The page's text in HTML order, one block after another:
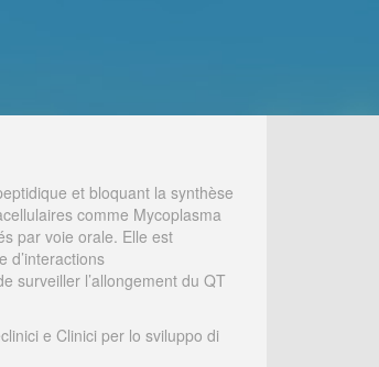
et bloquant la synthèse
comme Mycoplasma
par voie orale. Elle est
d’interactions
surveiller l’allongement du QT
e Clinici per lo sviluppo di